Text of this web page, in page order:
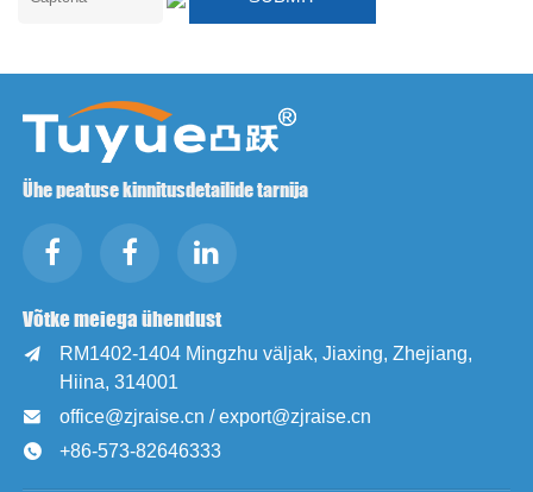
Ühe peatuse kinnitusdetailide tarnija
Võtke meiega ühendust

RM1402-1404 Mingzhu väljak, Jiaxing, Zhejiang,
Hiina, 314001
 office@zjraise.cn / export@zjraise.cn
 +86-573-82646333